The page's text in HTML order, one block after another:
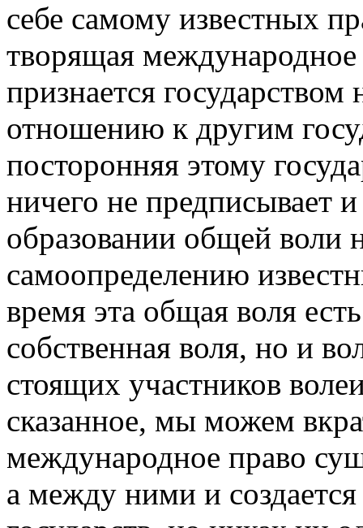
себе самому известных
творящая международное
признается
отношению к другим
посторонняя этому
ничего не предписывает
образовании общей воли
самоопределению
время эта общая воля
собственная воля, но и
стоящих участников
сказанное, мы можем
международное право
а между ними и